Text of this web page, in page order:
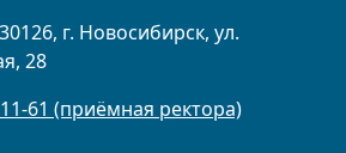
г. Новосибирск, ул.
28
61 (приёмная ректора)